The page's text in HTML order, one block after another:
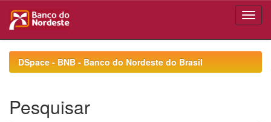
navigationDSpace - BNB - Banco do Nordeste do Brasil
Pesquisar